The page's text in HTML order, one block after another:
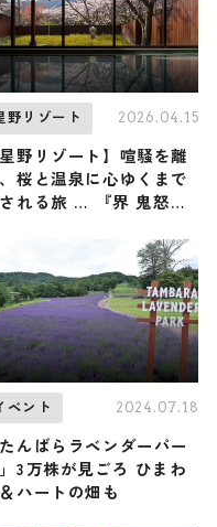
野リゾート 2026.04.15
星野リゾート】喧騒を離
桜と温泉に心ゆくまで
れる旅 … 『界 鬼怒
20日まで開催中｜栃木
光市
ベント 2024.07.18
たんばらラベンダーパー
3万株が見ごろ ひまわ
ハートの畑も